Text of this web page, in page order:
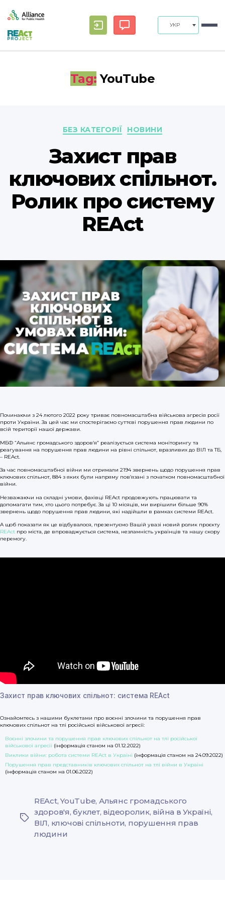
УКР
Tag: YouTube
Categories
БЕЗ КАТЕГОРІЇ НОВИНИ
Захист прав
ключових спільнот.
Ролик про систему
REAct
Починаючи з 24 лютого 2022 року триває повномасштабна військова агресія росії
проти України. За цей час ми спостерігаємо суттєві порушення прав людини по
всій території нашої держави.
МБФ “Альянс громадського здоров’я” реалізується система моніторингу та
реагування на порушення прав людини на рівні спільнот, вразливих до ВІЛ та ТБ,
– REAct.
За час повномасштабної війни ми отримали 2194 звернень щодо порушення прав
ключових спільнот, 884 з яких були напряму пов’язані з початком повномасштабної
війни.
Незважаючи на складні умови, фахівці REAct продовжують працювати та
допомагати тим, хто цього потребує. За ці 10 місяців, ми вирішили більше 90%
звернень щодо порушення прав людини, які надійшли в рамках системи REAct.
А щоб показати як це відбувалося, презентуємо Вашій увазі новий ролик проєкту
REAct про міста, де впроваджується система, незламність українців та нашу скору
перемогу.
Захист прав ключових спільнот: система REAct
Ознайомтесь з нашими буклетами про воєнні злочини та порушення прав
ключових спільнот на тлі російської військової агресії:
Воєнні злочини та порушення прав ключових спільнот на тлі російської
військової агресії (інформація станом на 01.12.2022)
Виклики війни: робота системи REAct в Україні (інформація станом на 24.09.2022)
Порушення прав представників ключових спільнот на тлі війни в Україні
(інформація станом на 01.06.2022)
Tags
REAct,YouTube, Альянс громадського
здоров'я,буклет, відеоролик, війна в Україні,
ВІЛ, ключові спільноти, порушення прав
людини